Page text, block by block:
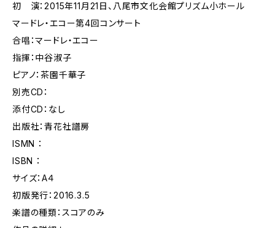
初 演：2015年11月21日、八尾市文化会館プリズム小ホール
マードレ・エコー第4回コンサート
合唱：マードレ・エコー
指揮：中谷淑子
ピアノ：茶園千華子
別売CD：
添付CD：なし
出版社：青花社譜房
ISMN ：
ISBN ：
サイズ：A４
初版発行：2016.3.5
楽譜の種類：スコアのみ